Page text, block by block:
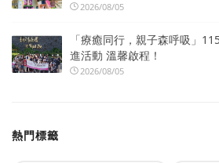
2026/08/05
「療癒同行，親子森呼吸」
進活動 溫馨啟程！
2026/08/05
熱門標籤